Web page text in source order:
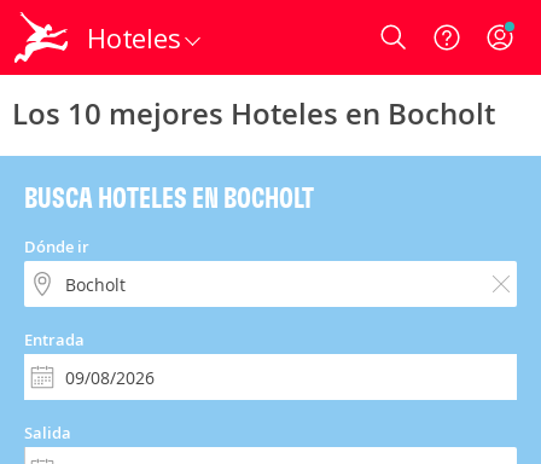
Hoteles Login
Los 10 mejores Hoteles en Bocholt
BUSCA HOTELES EN BOCHOLT
Dónde ir
Entrada
Salida